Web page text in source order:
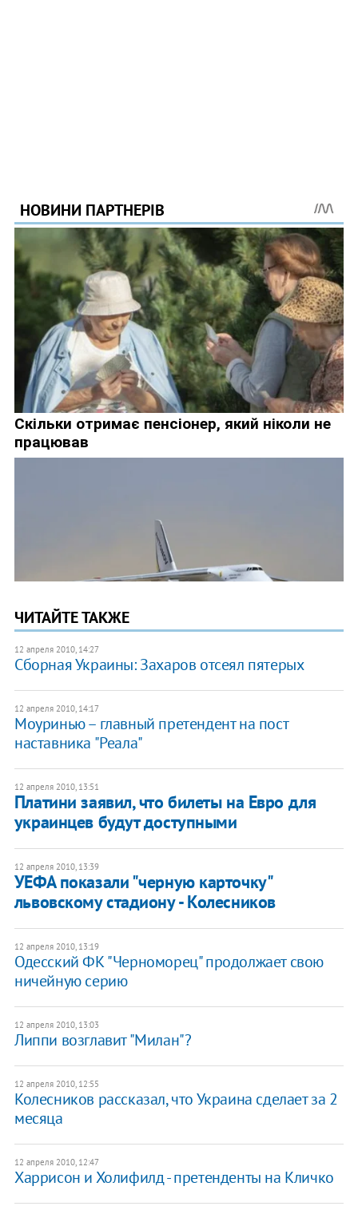
ЧИТАЙТЕ ТАКЖЕ
12 апреля 2010, 14:27
Сборная Украины: Захаров отсеял пятерых
12 апреля 2010, 14:17
Моуринью – главный претендент на пост
наставника "Реала"
12 апреля 2010, 13:51
Платини заявил, что билеты на Евро для
украинцев будут доступными
12 апреля 2010, 13:39
УЕФА показали "черную карточку"
львовскому стадиону - Колесников
12 апреля 2010, 13:19
Одесский ФК "Черноморец" продолжает свою
ничейную серию
12 апреля 2010, 13:03
Липпи возглавит "Милан"?
12 апреля 2010, 12:55
Колесников рассказал, что Украина сделает за 2
месяца
12 апреля 2010, 12:47
Харрисон и Холифилд - претенденты на Кличко